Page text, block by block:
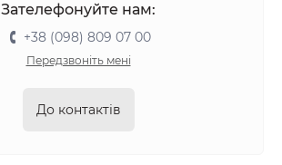
Зателефонуйте нам:
+38 (098) 809 07 00
Передзвоніть мені
До контактів